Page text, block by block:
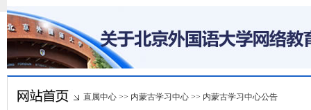
直属中心 >> 内蒙古学习中心 >> 内蒙古学习中心公告